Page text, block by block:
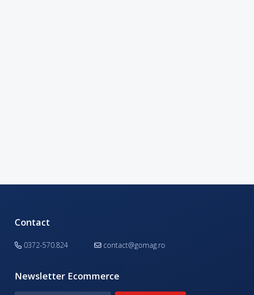
Contact
0372-570.824 contact@gomag.ro
Newsletter Ecommerce